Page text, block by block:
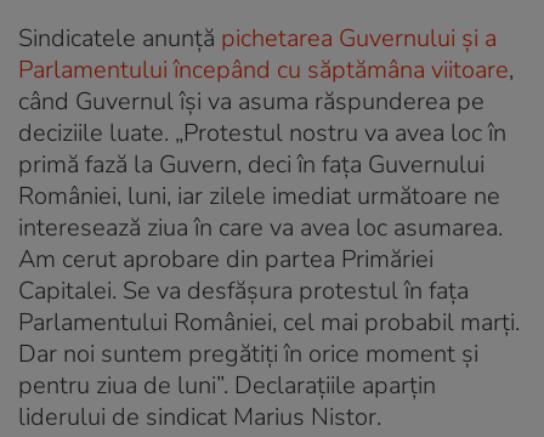
Sindicatele anunță pichetarea Guvernului și a
Parlamentului începând cu săptămâna viitoare,
când Guvernul își va asuma răspunderea pe
deciziile luate. „Protestul nostru va avea loc în
primă fază la Guvern, deci în fața Guvernului
României, luni, iar zilele imediat următoare ne
interesează ziua în care va avea loc asumarea.
Am cerut aprobare din partea Primăriei
Capitalei. Se va desfășura protestul în fața
Parlamentului României, cel mai probabil marți.
Dar noi suntem pregătiți în orice moment și
pentru ziua de luni”. Declarațiile aparțin
liderului de sindicat Marius Nistor.